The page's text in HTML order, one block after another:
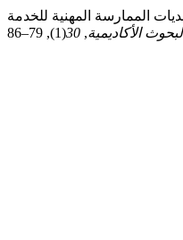
الممارسة المهنية للخدمة
الأكاديمية,
30